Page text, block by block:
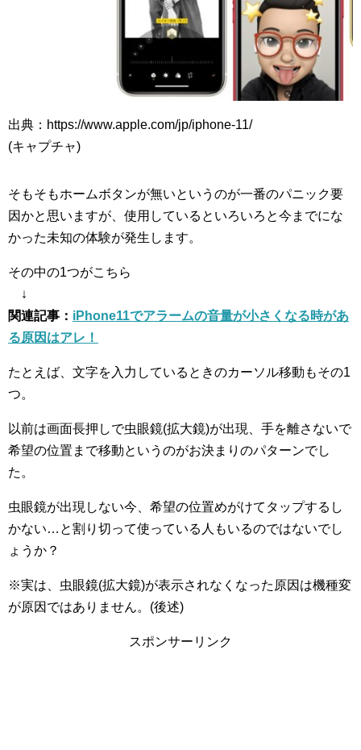
出典：https://www.apple.com/jp/iphone-11/
(キャプチャ)
そもそもホームボタンが無いというのが一番のパニック要
因かと思いますが、使用しているといろいろと今までにな
かった未知の体験が発生します。
その中の1つがこちら
↓
関連記事： iPhone11でアラームの音量が小さくなる時があ
る原因はアレ！
たとえば、文字を入力しているときのカーソル移動もその1
つ。
以前は画面長押しで虫眼鏡(拡大鏡)が出現、手を離さないで
希望の位置まで移動というのがお決まりのパターンでし
た。
虫眼鏡が出現しない今、希望の位置めがけてタップするし
かない…と割り切って使っている人もいるのではないでし
ょうか？
※実は、虫眼鏡(拡大鏡)が表示されなくなった原因は機種変
が原因ではありません。(後述)
スポンサーリンク